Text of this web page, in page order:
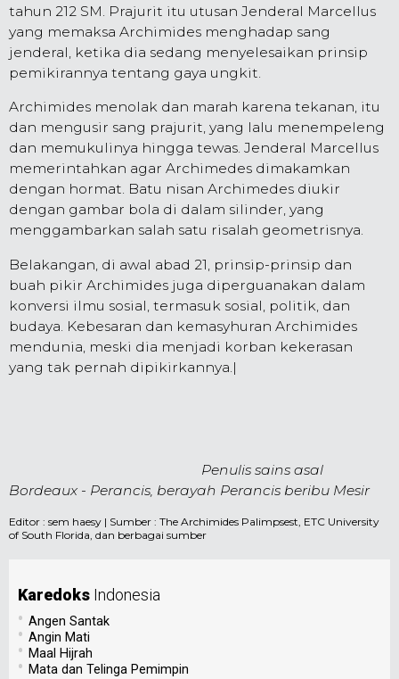
tahun 212 SM. Prajurit itu utusan Jenderal Marcellus
yang memaksa Archimides menghadap sang
jenderal, ketika dia sedang menyelesaikan prinsip
pemikirannya tentang gaya ungkit.
Archimides menolak dan marah karena tekanan, itu
dan mengusir sang prajurit, yang lalu menempeleng
dan memukulinya hingga tewas. Jenderal Marcellus
memerintahkan agar Archimedes dimakamkan
dengan hormat. Batu nisan Archimedes diukir
dengan gambar bola di dalam silinder, yang
menggambarkan salah satu risalah geometrisnya.
Belakangan, di awal abad 21, prinsip-prinsip dan
buah pikir Archimides juga diperguanakan dalam
konversi ilmu sosial, termasuk sosial, politik, dan
budaya. Kebesaran dan kemasyhuran Archimides
mendunia, meski dia menjadi korban kekerasan
yang tak pernah dipikirkannya.|
Penulis sains asal
Bordeaux - Perancis, berayah Perancis beribu Mesir
Editor : sem haesy | Sumber : The Archimides Palimpsest, ETC University
of South Florida, dan berbagai sumber
Karedoks Indonesia
• Angen Santak
• Angin Mati
• Maal Hijrah
• Mata dan Telinga Pemimpin